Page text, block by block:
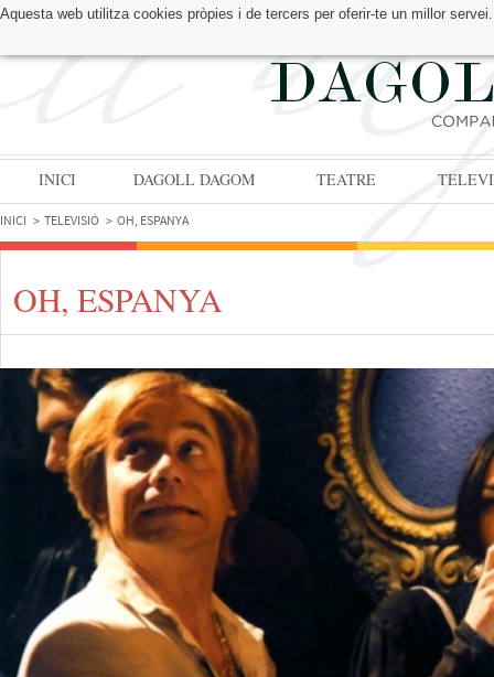
Aquesta web utilitza cookies pròpies i de tercers per oferir-te un millor
TROBA'NS A:
INICI DAGOLL DAGOM TEATRE
INICI TELEVISIÓ OH, ESPANYA
OH, ESPANYA